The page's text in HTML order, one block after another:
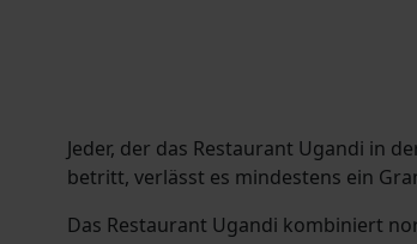
Jeder, der das Restaurant Ugandi in
betritt, verlässt es mindestens ein
Das Restaurant Ugandi kombiniert